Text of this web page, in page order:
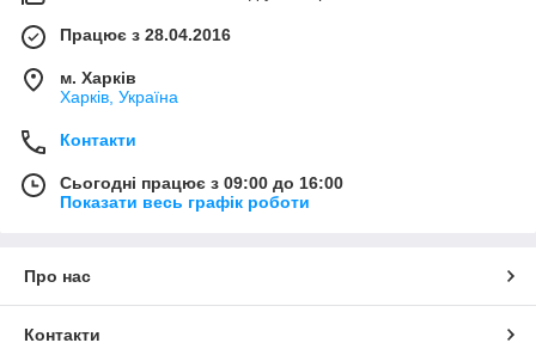
Працює з 28.04.2016
м. Харків
Харків, Україна
Контакти
Сьогодні працює з 09:00 до 16:00
Показати весь графік роботи
Про нас
Контакти